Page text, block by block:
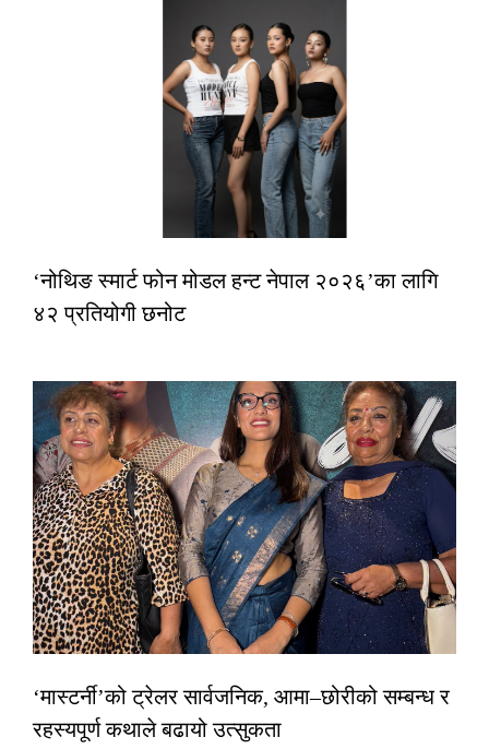
‘नोथिङ स्मार्ट फोन मोडल हन्ट नेपाल २०२६’का लागि
४२ प्रतियोगी छनोट
‘मास्टर्नी’को ट्रेलर सार्वजनिक, आमा–छोरीको सम्बन्ध र
रहस्यपूर्ण कथाले बढायो उत्सुकता